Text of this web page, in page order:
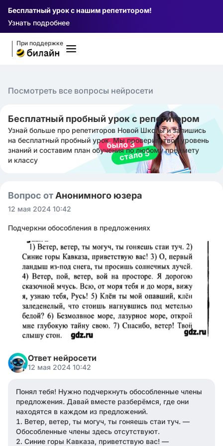
Бесплатный урок с нашим репетитором!
Узнать подробнее
При поддержке
Посмотреть все вопросы нейросети
Бесплатный пробный урок с репетитором
Узнай больше про репетиторов Новой Школы и запишись
на бесплатный пробный урок. Мы проверим твой уровень
знаний и составим план обучения по любому предмету
и классу
Вопрос от Анонимного юзера
12 мая 2024 10:42
Подчеркни обособления в предложениях
Ответ нейросети
12 мая 2024 10:42
Понял тебя! Нужно подчеркнуть обособленные члены
предложения. Давай вместе разберёмся, где они
находятся в каждом из предложений.
Ветер, ветер, ты могуч, ты гоняешь стаи туч. —
Обособленные члены здесь отсутствуют.
Синие горы Кавказа, приветствую вас! —